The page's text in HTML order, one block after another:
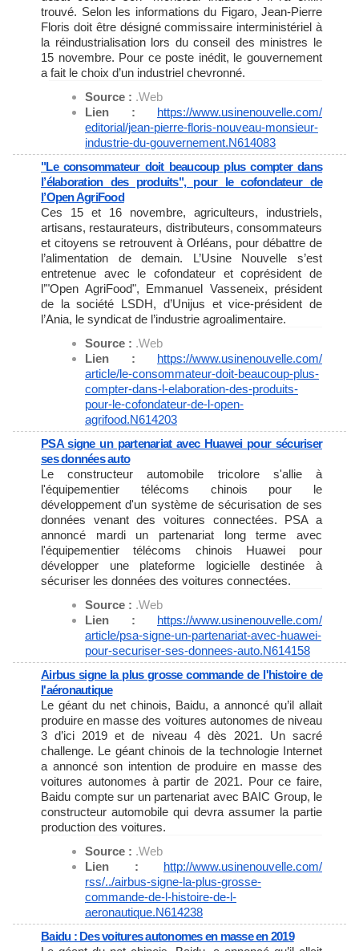
trouvé. Selon les informations du Figaro, Jean-Pierre
Floris doit être désigné commissaire interministériel à
la réindustrialisation lors du conseil des ministres le
15 novembre. Pour ce poste inédit, le gouvernement
a fait le choix d’un industriel chevronné.
Source : .Web
Lien : https://www.usinenouvelle.com/
editorial/jean-pierre-floris-nouveau-monsieur-
industrie-du-gouvernement.N614083
"Le consommateur doit beaucoup plus compter dans
l’élaboration des produits", pour le cofondateur de
l’Open AgriFood
Ces 15 et 16 novembre, agriculteurs, industriels,
artisans, restaurateurs, distributeurs, consommateurs
et citoyens se retrouvent à Orléans, pour débattre de
l’alimentation de demain. L’Usine Nouvelle s’est
entretenue avec le cofondateur et coprésident de
l’"Open AgriFood", Emmanuel Vasseneix, président
de la société LSDH, d’Unijus et vice-président de
l’Ania, le syndicat de l’industrie agroalimentaire.
Source : .Web
Lien : https://www.usinenouvelle.com/
article/le-consommateur-doit-beaucoup-plus-
compter-dans-l-elaboration-des-produits-
pour-le-cofondateur-de-l-open-
agrifood.N614203
PSA signe un partenariat avec Huawei pour sécuriser
ses données auto
Le constructeur automobile tricolore s'allie à
l'équipementier télécoms chinois pour le
développement d'un système de sécurisation de ses
données venant des voitures connectées. PSA a
annoncé mardi un partenariat long terme avec
l'équipementier télécoms chinois Huawei pour
développer une plateforme logicielle destinée à
sécuriser les données des voitures connectées.
Source : .Web
Lien : https://www.usinenouvelle.com/
article/psa-signe-un-partenariat-avec-huawei-
pour-securiser-ses-donnees-auto.N614158
Airbus signe la plus grosse commande de l'histoire de
l'aéronautique
Le géant du net chinois, Baidu, a annoncé qu’il allait
produire en masse des voitures autonomes de niveau
3 d’ici 2019 et de niveau 4 dès 2021. Un sacré
challenge. Le géant chinois de la technologie Internet
a annoncé son intention de produire en masse des
voitures autonomes à partir de 2021. Pour ce faire,
Baidu compte sur un partenariat avec BAIC Group, le
constructeur automobile qui devra assumer la partie
production des voitures.
Source : .Web
Lien : http://www.usinenouvelle.com/
rss/../airbus-signe-la-plus-grosse-
commande-de-l-histoire-de-l-
aeronautique.N614238
Baidu : Des voitures autonomes en masse en 2019